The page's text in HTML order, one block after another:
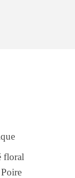
floral